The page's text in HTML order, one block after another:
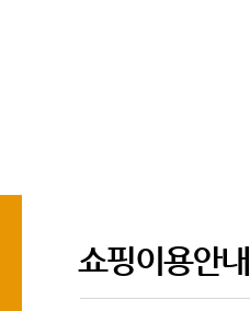
쇼핑이용안내